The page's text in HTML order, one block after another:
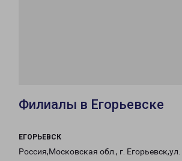
Филиалы в Егорьевске
ЕГОРЬЕВСК
Россия,Московская обл., г. Егорьевск,ул.